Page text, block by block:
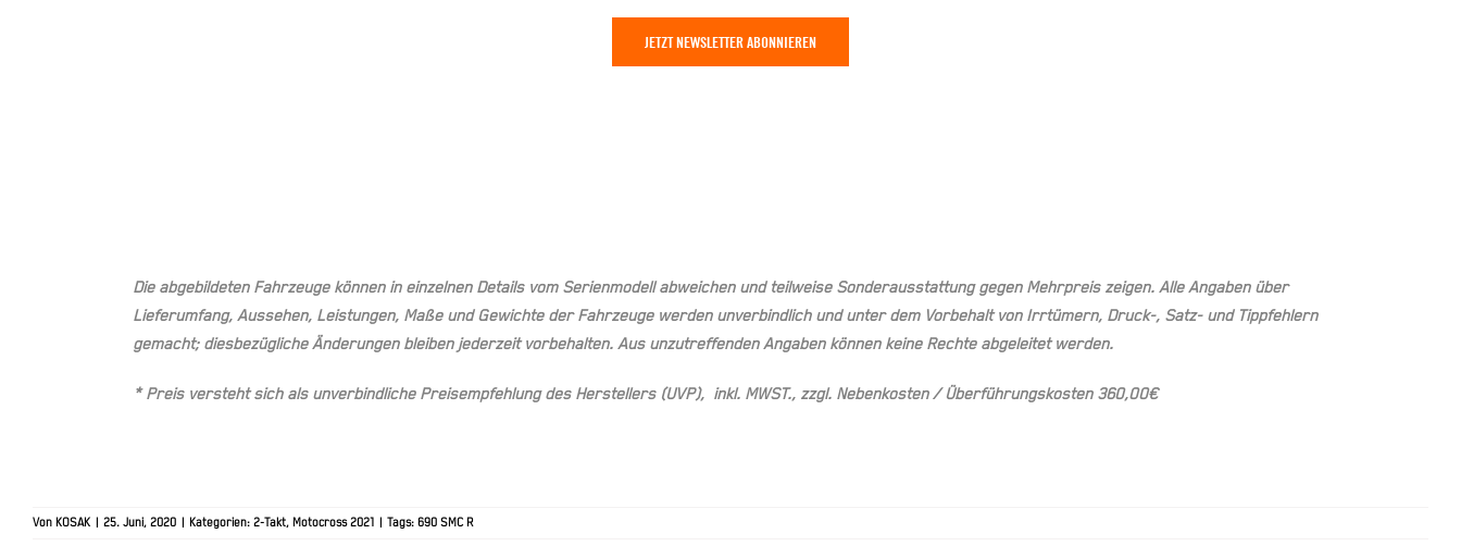
JETZT NEWSLETTER ABONNIEREN
Die abgebildeten Fahrzeuge können in einzelnen Details vom Serienmodell abweichen und teilweise Sonderausstattung gegen Mehrpreis zeigen. Alle Angaben über
Lieferumfang, Aussehen, Leistungen, Maße und Gewichte der Fahrzeuge werden unverbindlich und unter dem Vorbehalt von Irrtümern, Druck-, Satz- und Tippfehlern
gemacht; diesbezügliche Änderungen bleiben jederzeit vorbehalten. Aus unzutreffenden Angaben können keine Rechte abgeleitet werden.
* Preis versteht sich als unverbindliche Preisempfehlung des Herstellers (UVP), inkl. MWST., zzgl. Nebenkosten / Überführungskosten 360,00€
Von KOSAK 25. Juni, 2020 Kategorien: 2-Takt, Motocross 2021 Tags: 690 SMC R